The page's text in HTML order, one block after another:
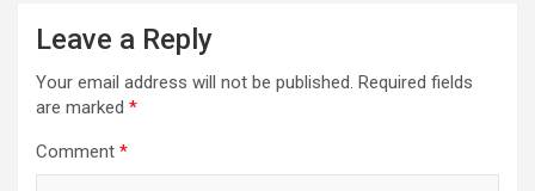
Leave a Reply
Your email address will not be published. Required fields
are marked *
Comment *